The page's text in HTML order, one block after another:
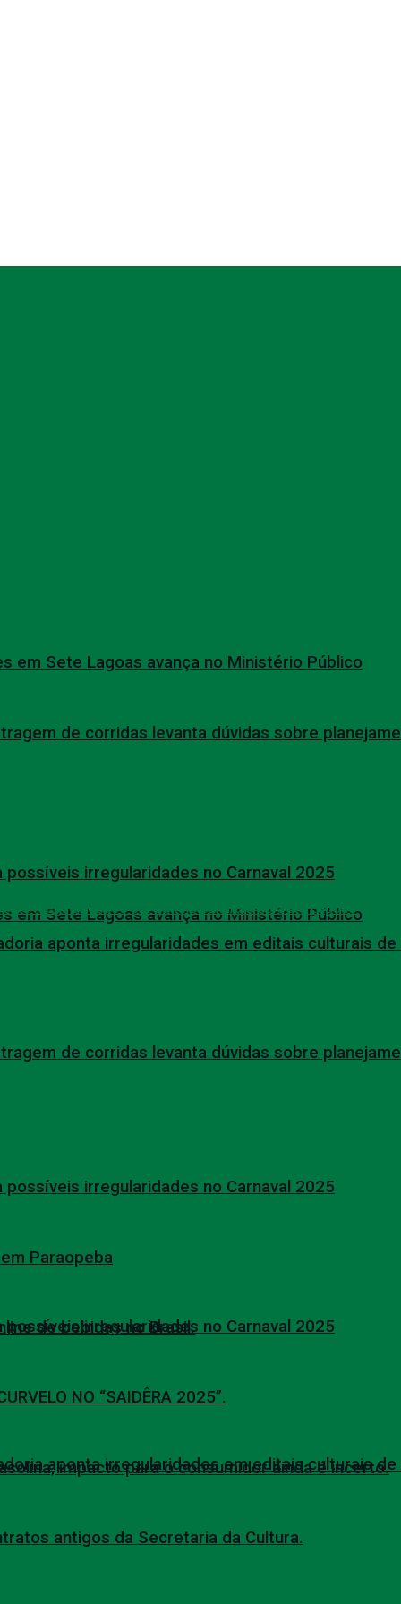
em Sete Lagoas avança no Ministério Público
de corridas levanta dúvidas sobre
irregularidades no Carnaval 2025
aponta irregularidades em editais culturais
em Sete Lagoas avança no Ministério Público
de corridas levanta dúvidas sobre
irregularidades no Carnaval 2025
aponta irregularidades em editais culturais
irregularidades no Carnaval 2025
Paraopeba
de bebidas no Brasil.
NO “SAIDÊRA 2025”.
impacto para o consumidor ainda é incerto.
antigos da Secretaria da Cultura.